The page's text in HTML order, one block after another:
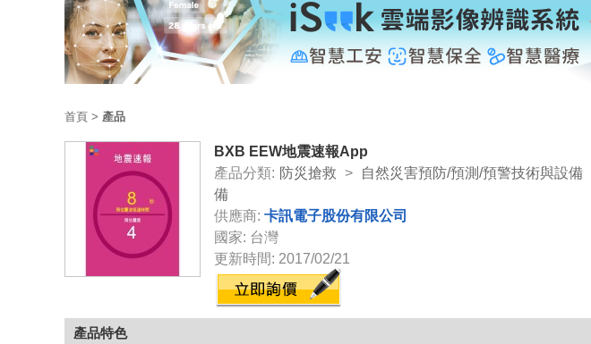
首頁 > 產品
BXB EEW地震速報App
產品分類: 防災搶救 > 自然災害預防/預測/預警技術與設備
備
供應商: 卡訊電子股份有限公司
國家: 台灣
更新時間: 2017/02/21
產品特色